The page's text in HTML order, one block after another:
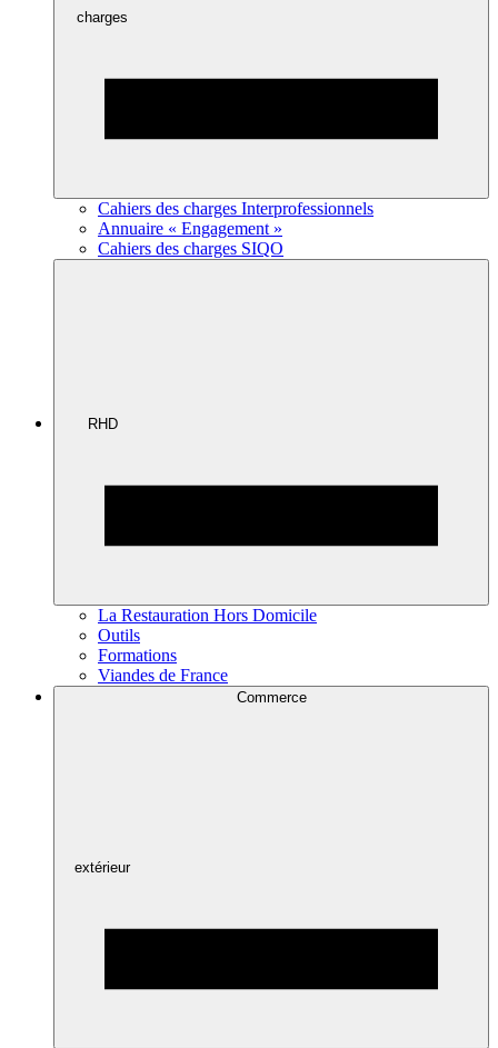
charges
Cahiers des charges Interprofessionnels
Annuaire « Engagement »
Cahiers des charges SIQO
RHD
La Restauration Hors Domicile
Outils
Formations
Viandes de France
Commerce
extérieur